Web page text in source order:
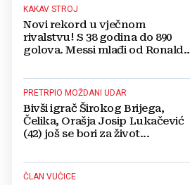
KAKAV STROJ
Novi rekord u vječnom
rivalstvu! S 38 godina do 890
golova. Messi mlađi od Ronalda
PRETRPIO MOŽDANI UDAR
Bivši igrač Širokog Brijega,
Čelika, Orašja Josip Lukačević
(42) još se bori za život...
ČLAN VUČICE